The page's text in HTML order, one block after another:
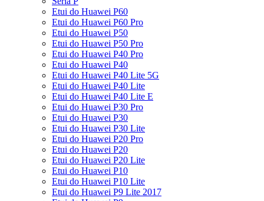
Etui do Huawei P60
Etui do Huawei P60 Pro
Etui do Huawei P50
Etui do Huawei P50 Pro
Etui do Huawei P40 Pro
Etui do Huawei P40
Etui do Huawei P40 Lite 5G
Etui do Huawei P40 Lite
Etui do Huawei P40 Lite E
Etui do Huawei P30 Pro
Etui do Huawei P30
Etui do Huawei P30 Lite
Etui do Huawei P20 Pro
Etui do Huawei P20
Etui do Huawei P20 Lite
Etui do Huawei P10
Etui do Huawei P10 Lite
Etui do Huawei P9 Lite 2017